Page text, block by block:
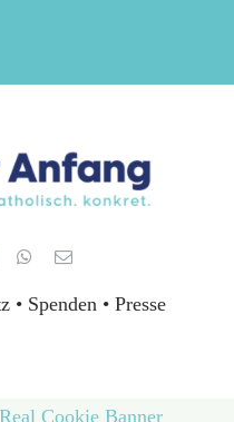
• Spenden • Presse
Cookie Banner